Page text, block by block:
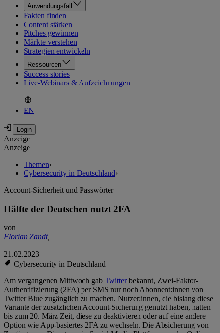
Anwendungsfall
Fakten finden
Content stärken
Pitches gewinnen
Märkte verstehen
Strategien entwickeln
Ressourcen
Success stories
Live-Webinars & Aufzeichnungen
EN
Anzeige
Anzeige
Themen›
Cybersecurity in Deutschland›
Account-Sicherheit und Passwörter
Hälfte der Deutschen nutzt 2FA
von
Florian Zandt,
21.02.2023
Cybersecurity in Deutschland
Am vergangenen Mittwoch gab Twitterbekannt, Zwei-Faktor-
Authentifizierung (2FA) per SMS nur noch Abonnent:innen von
Twitter Blue zugänglich zu machen. Nutzer:innen, die bislang diese
Variante der zusätzlichen Account-Sicherung genutzt haben, hätten
bis zum 20. März Zeit, diese zu deaktivieren oder auf eine andere
Option wie App-basiertes 2FA zu wechseln. Die Absicherung von